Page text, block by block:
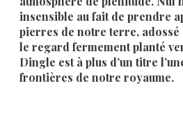
insensible au fait de prendre
pierres de notre terre, adossé
le regard fermement planté
Dingle est à plus d’un titre
frontières de notre royaume.